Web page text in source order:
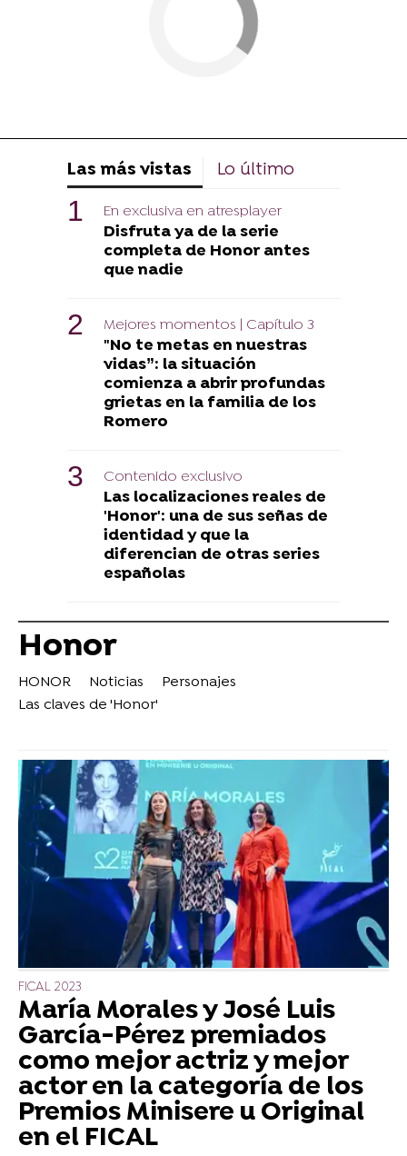
Las más vistas Lo último
En exclusiva en atresplayer
Disfruta ya de la serie
completa de Honor antes
que nadie
Mejores momentos | Capítulo 3
"No te metas en nuestras
vidas”: la situación
comienza a abrir profundas
grietas en la familia de los
Romero
Contenido exclusivo
Las localizaciones reales de
'Honor': una de sus señas de
identidad y que la
diferencian de otras series
españolas
Honor
HONOR Noticias
Personajes
Las claves de 'Honor'
FICAL 2023
María Morales y José Luis
García-Pérez premiados
como mejor actriz y mejor
actor en la categoría de los
Premios Minisere u Original
en el FICAL